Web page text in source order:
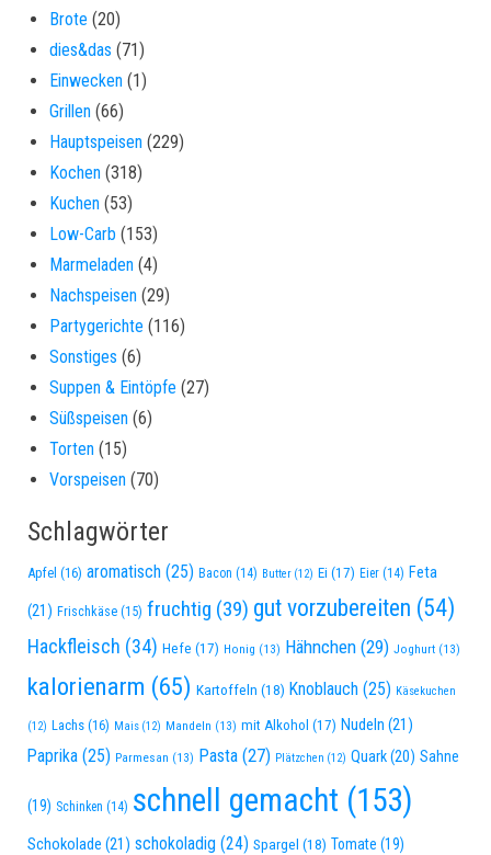
Brote (20)
dies&das (71)
Einwecken (1)
Grillen (66)
Hauptspeisen (229)
Kochen (318)
Kuchen (53)
Low-Carb (153)
Marmeladen (4)
Nachspeisen (29)
Partygerichte (116)
Sonstiges (6)
Suppen & Eintöpfe (27)
Süßspeisen (6)
Torten (15)
Vorspeisen (70)
Schlagwörter
Apfel (16) aromatisch (25) Bacon (14) Butter (12) Ei (17) Eier (14) Feta
(21) Frischkäse (15) fruchtig (39) gut vorzubereiten (54)
Hackfleisch (34) Hefe (17) Honig (13) Hähnchen (29) Joghurt (13)
kalorienarm (65) Kartoffeln (18) Knoblauch (25) Käsekuchen
(12) Lachs (16) Mais (12) Mandeln (13) mit Alkohol (17) Nudeln (21)
Paprika (25) Parmesan (13) Pasta (27) Plätzchen (12) Quark(20) Sahne
(19) Schinken (14) schnell gemacht (153)
Schokolade (21) schokoladig (24) Spargel (18) Tomate (19)